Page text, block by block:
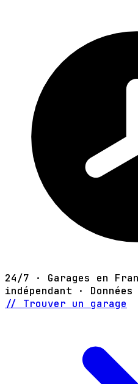
24/7 · Garages en
indépendant ·
// Trouver un garage